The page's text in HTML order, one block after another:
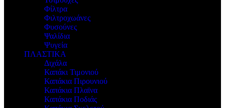
Φίλτρα
Φιλτροχωάνες
Φυσούνες
Ψαλίδια
Ψυγεία
ΠΛΑΣΤΙΚΑ
Διχάλα
Καπάκι Τιμονιού
Καπάκια Πιρουνιού
Καπάκια Πλαϊνα
Καπάκια Ποδιάς